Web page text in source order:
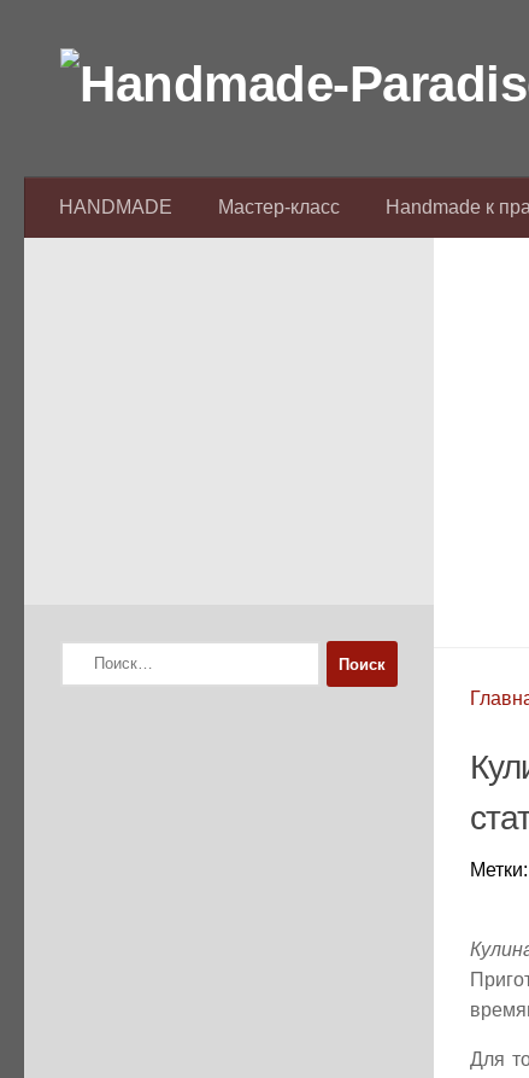
HANDMADE Мастер-класс Handmade к
Метки:
Для
Найти: